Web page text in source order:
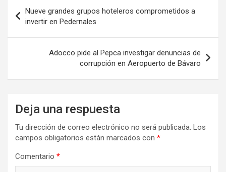
de
entradas
Nueve grandes grupos hoteleros comprometidos a
invertir en Pedernales
Adocco pide al Pepca investigar denuncias de
corrupción en Aeropuerto de Bávaro
Deja una respuesta
Tu dirección de correo electrónico no será publicada. Los
campos obligatorios están marcados con *
Comentario *